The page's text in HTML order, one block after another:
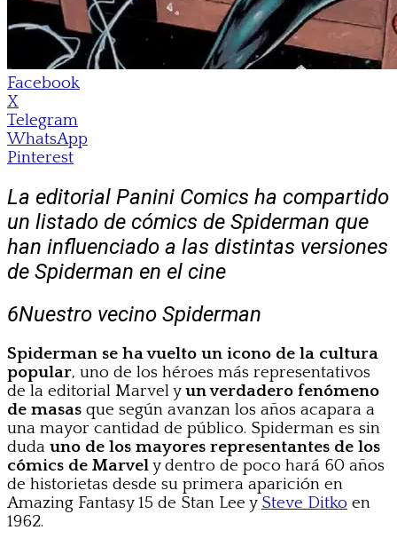
Facebook
X
Telegram
WhatsApp
Pinterest
La editorial Panini Comics ha compartido
un listado de cómics de Spiderman que
han influenciado a las distintas versiones
de Spiderman en el cine
6Nuestro vecino Spiderman
Spiderman se ha vuelto un icono de la cultura
popular, uno de los héroes más representativos
de la editorial Marvel yun verdadero fenómeno
de masas que según avanzan los años acapara a
una mayor cantidad de público. Spiderman es sin
duda uno de los mayores representantes de los
cómics de Marvely dentro de poco hará 60 años
de historietas desde su primera aparición en
Amazing Fantasy 15 de Stan Lee y Steve Ditko en
1962.